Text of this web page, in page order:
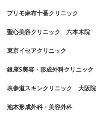
プリモ麻布十番クリニック
聖心美容クリニック 六本木院
東京イセアクリニック
銀座S美容・形成外科クリニック
表参道スキンクリニック 大阪院
池本形成外科・美容外科